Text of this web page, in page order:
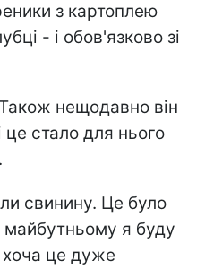
з картоплею
- і обов'язково зі
нещодавно він
це стало для нього
свинину. Це було
я буду
це дуже